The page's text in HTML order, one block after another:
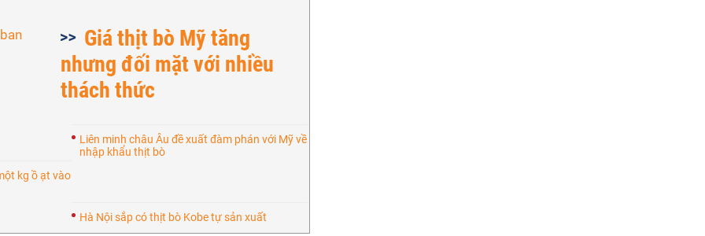
Giá thịt bò Mỹ tăng
nhưng đối mặt với nhiều
thách thức
Liên minh châu Âu đề xuất đàm phán với Mỹ về
nhập khẩu thịt bò
kg ồ ạt vào
Hà Nội sắp có thịt bò Kobe tự sản xuất